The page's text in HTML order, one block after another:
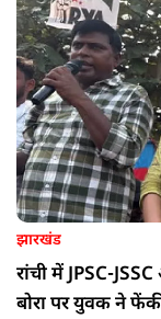
झारखंड
रांची में JPSC-
बोरा पर युवक ने